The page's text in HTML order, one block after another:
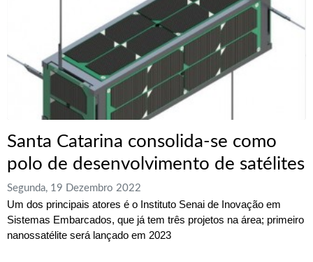
Santa Catarina consolida-se como
polo de desenvolvimento de satélites
Segunda, 19 Dezembro 2022
Um dos principais atores é o Instituto Senai de Inovação em
Sistemas Embarcados, que já tem três projetos na área; primeiro
nanossatélite será lançado em 2023